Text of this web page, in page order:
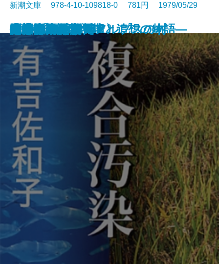
ギリシア神話〔上〕
放浪記
太郎物語(大学編)
木精―或る青年期と追想の物語―
ジェニィ
決定版 夏目漱石
永遠の夫
銀嶺の人〔上〕
銀嶺の人〔下〕
おせっかいな神々
新潮文庫 978-4-10-109818-0 781円 1979/05/29
複合汚染
二十歳の原点
消されかけた男
町奉行日記
夕ごはんたべた？
賭博者
アルプスの谷 アルプスの村
七瀬ふたたび
岬にての物語
馬上少年過ぐ